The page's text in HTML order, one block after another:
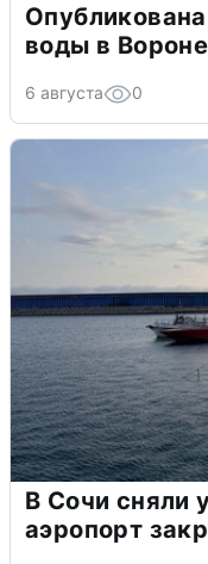
воды в
6 августа 0
В Сочи сняли
аэропорт